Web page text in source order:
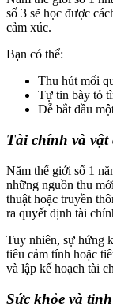
số 3 sẽ học được
cảm xúc.
Bạn có thể:
Thu hút mối
Tự tin bày tỏ
Dễ bắt đầu
Tài chính và vật
Năm thế giới số 1
những nguồn thu
thuật hoặc truyền
ra quyết định tài
Tuy nhiên, sự hứng
tiêu cảm tính hoặc
và lập kế hoạch tài
Sức khỏe và